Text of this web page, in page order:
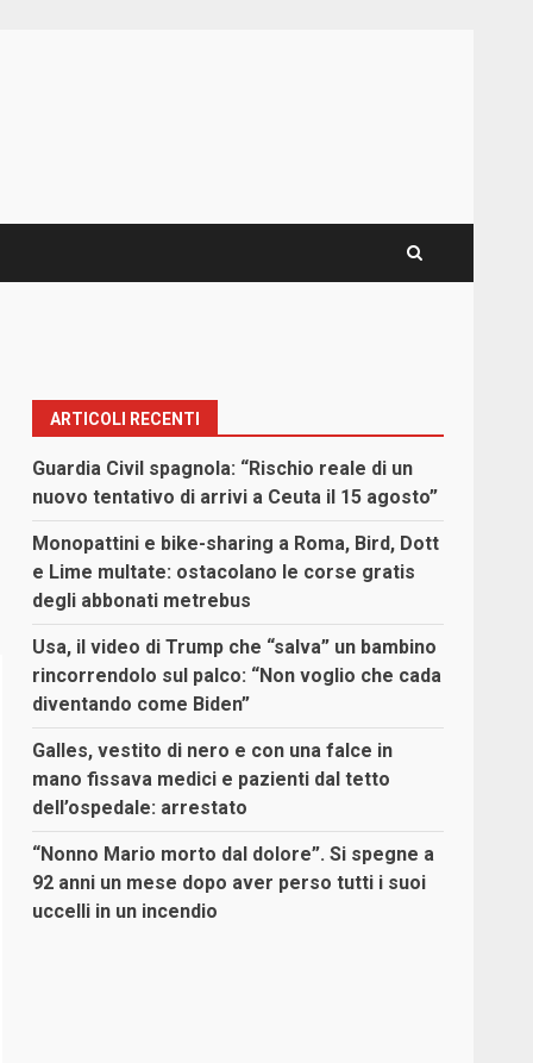
ARTICOLI RECENTI
Guardia Civil spagnola: “Rischio reale di un
nuovo tentativo di arrivi a Ceuta il 15 agosto”
Monopattini e bike-sharing a Roma, Bird, Dott
e Lime multate: ostacolano le corse gratis
degli abbonati metrebus
Usa, il video di Trump che “salva” un bambino
rincorrendolo sul palco: “Non voglio che cada
diventando come Biden”
Galles, vestito di nero e con una falce in
mano fissava medici e pazienti dal tetto
dell’ospedale: arrestato
“Nonno Mario morto dal dolore”. Si spegne a
92 anni un mese dopo aver perso tutti i suoi
uccelli in un incendio